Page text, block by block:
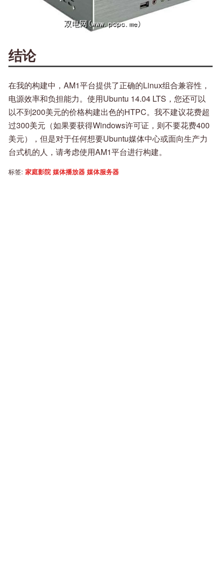
结论
在我的构建中，AM1平台提供了正确的Linux组合兼容性，
电源效率和负担能力。使用Ubuntu 14.04 LTS，您还可以
以不到200美元的价格构建出色的HTPC。我不建议花费超
过300美元（如果要获得Windows许可证，则不要花费400
美元），但是对于任何想要Ubuntu媒体中心或面向生产力
台式机的人，请考虑使用AM1平台进行构建。
标签: 家庭影院 媒体播放器 媒体服务器